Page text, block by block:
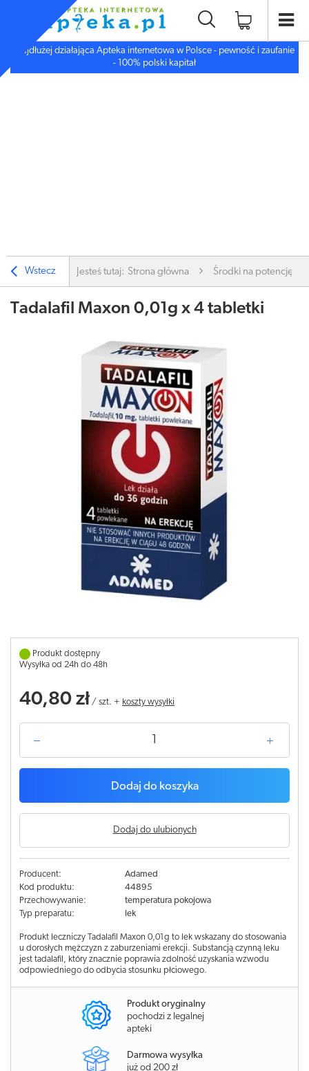
Najdłużej działająca Apteka internetowa w Polsce - pewność i zaufanie
- 100% polski kapitał
Wstecz Jesteś tutaj: Strona główna Środki na potencję i
Tadalafil Maxon 0,01g x 4 tabletki
Produkt dostępny
Wysyłka od 24h do 48h
40,80 zł / szt. + koszty wysyłki
Dodaj do koszyka
Dodaj do ulubionych
Producent:
Adamed
Kod produktu:
44895
Przechowywanie:
temperatura pokojowa
Typ preparatu:
lek
Produkt leczniczy Tadalafil Maxon 0,01g to lek wskazany do stosowania
u dorosłych mężczyzn z zaburzeniami erekcji. Substancją czynną leku
jest tadalafil, który znacznie poprawia zdolność uzyskania wzwodu
odpowiedniego do odbycia stosunku płciowego.
Produkt oryginalny
pochodzi z legalnej
apteki
Darmowa wysyłka
już od 200 zł